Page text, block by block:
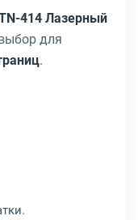
414 Лазерный
для
.